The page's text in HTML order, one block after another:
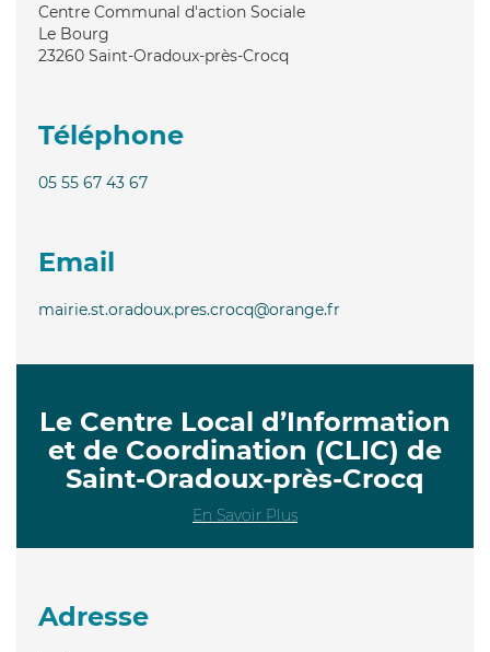
Centre Communal d'action Sociale
Le Bourg
23260 Saint-Oradoux-près-Crocq
Téléphone
05 55 67 43 67
Email
mairie.st.oradoux.pres.crocq@orange.fr
Le Centre Local d’Information
et de Coordination (CLIC) de
Saint-Oradoux-près-Crocq
En Savoir Plus
Adresse